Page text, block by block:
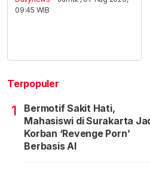
09:45 WIB
Terpopuler
1
Bermotif Sakit Hati,
Mahasiswi di Surakarta
Korban ‘Revenge Porn’
Berbasis AI